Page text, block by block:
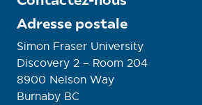
Adresse postale
Simon Fraser University
Discovery 2 – Room 204
8900 Nelson Way
Burnaby BC